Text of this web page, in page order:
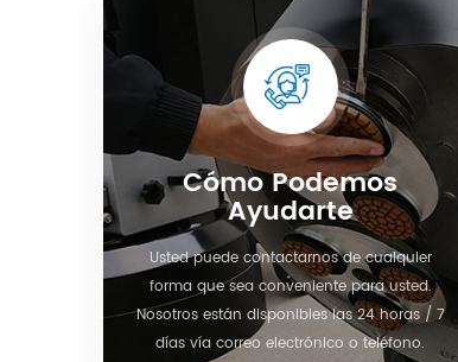
Cómo Podemos
Ayudarte
Usted puede contactarnos de cualquier
forma que sea conveniente para usted.
Nosotros están disponibles las 24 horas / 7
días vía correo electrónico o teléfono.